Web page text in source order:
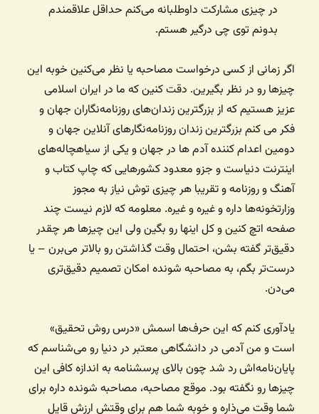
در چیزی مشارکت داوطلبانه می‌کنم حداقل علاقمندم
بدونم توی چی درگیر هستم.
اگر زمانی از کسی درخواست مصاحبه یا نظر می‌کنین خوبه این
چیزها رو در نظر بگیرین. دقت کنین که ما در ایران اسلامی
عزیز هستیم که از بزرگترین زندان‌های روزنامه‌نگاران جهان و
فکر می کنم بزرگترین زندان روزنامه‌نگارهای آنلاین جهان و
دومین اعدام کننده آدم ها در جهان و یکی از سیاهچاله‌های
اینترنت دنیاست و جزو معدود کشورهایی که چاپ کتاب و
آهنگ و روزنامه و تقریبا هر چیزی توش نیاز به مجوز
وزارتخونه‌ها داره و غیره و غیره. معلومه که لازم نیست چند
صفحه اتچ کنین و کل اینها رو بگین ولی این چیزها هر چقدر
دقیق‌تر گفته بشن، احتمال وقت گذاشتن رو بالاتر می‌برن – یا
درست‌تر بگم، به مصاحبه شونده امکان تصمیم دقیق‌تری
می‌دن.
یادآوری کنم که این حرف‌ها اسمش «درس روش تحقیق»
است و من آدمی در دانشگاهی معتبر در دنیا رو می‌شناسم که
پایان‌نامه‌اش رد شد چون بالای پرسشنامه به اندازه کافی این
چیزها رو نگفته بود. موقع مصاحبه، مصاحبه شونده داره برای
شما وقت می‌ذاره و خوبه شما هم برای وقتش ارزش قایل